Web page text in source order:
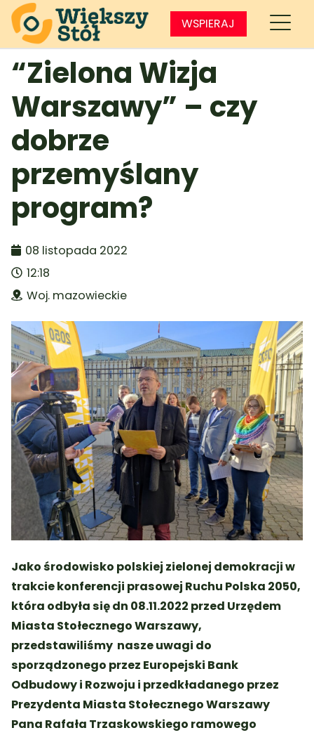
WSPIERAJ
“Zielona Wizja
Warszawy” – czy
dobrze
przemyślany
program?
08 listopada 2022
12:18
Woj. mazowieckie
Jako środowisko polskiej zielonej demokracji w
trakcie konferencji prasowej Ruchu Polska 2050,
która odbyła się dn 08.11.2022 przed Urzędem
Miasta Stołecznego Warszawy,
przedstawiliśmy nasze uwagi do
sporządzonego przez Europejski Bank
Odbudowy i Rozwoju i przedkładanego przez
Prezydenta Miasta Stołecznego Warszawy
Pana Rafała Trzaskowskiego ramowego